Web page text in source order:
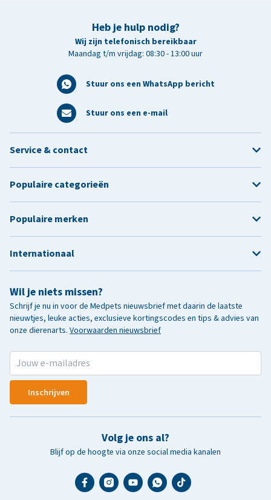
Heb je hulp nodig?
Wij zijn telefonisch bereikbaar
Maandag t/m vrijdag: 08:30 - 13:00 uur
Stuur ons een WhatsApp bericht
Stuur ons een e-mail
Wil je niets missen?
Schrijf je nu in voor de Medpets nieuwsbrief met daarin de laatste
nieuwtjes, leuke acties, exclusieve kortingscodes en tips & advies van
onze dierenarts. Voorwaarden nieuwsbrief
Inschrijven
Volg je ons al?
Blijf op de hoogte via onze social media kanalen
Service & contact
Populaire categorieën
Populaire merken
Internationaal